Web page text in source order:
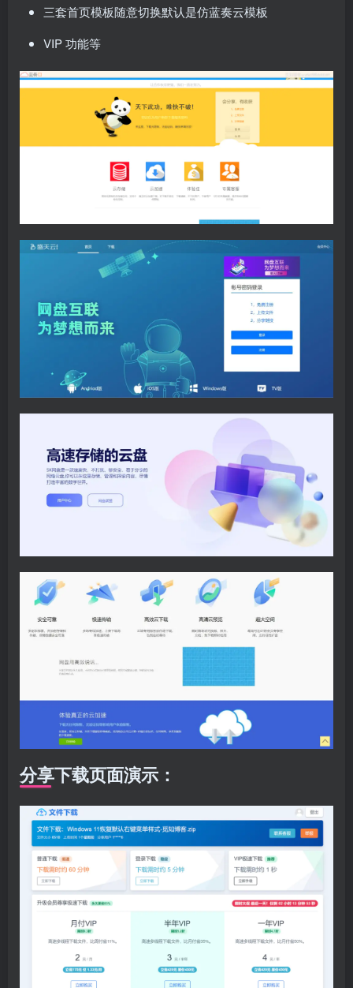
三套首页模板随意切换默认是仿蓝奏云模板
VIP 功能等
分享下载页面演示：